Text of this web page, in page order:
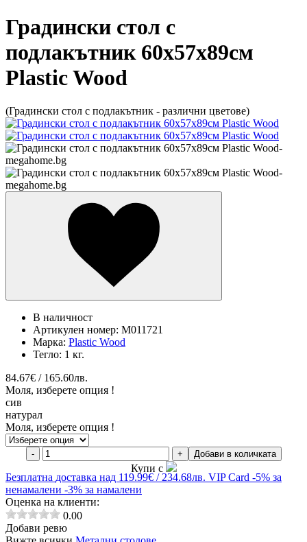
Градински стол с
подлакътник 60x57x89см
Plastic Wood
(Градински стол с подлакътник - различни цветове)
В наличност
Артикулен номер: M011721
Марка: Plastic Wood
Тегло: 1 кг.
84.67€ / 165.60лв.
Моля, изберете опция !
сив
натурал
Моля, изберете опция !
- + Добави в количката
Купи с
Безплатна доставка над 119.99€ / 234.68лв. VIP Card -5% за
ненамалени -3% за намалени
Оценка на клиенти:
0.00
Добави ревю